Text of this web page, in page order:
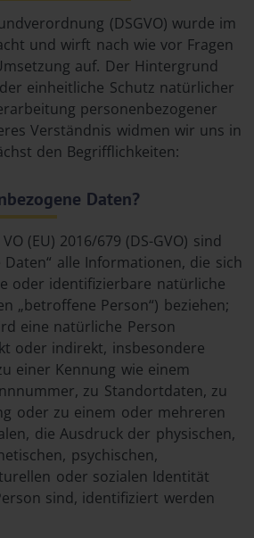
(DSGVO) wurde im
und wirft nach wie vor Fragen
auf. Der Hintergrund
einheitliche Schutz natürlicher
personenbezogener
Verständnis widmen wir uns in
den Begrifflichkeiten:
Daten?
(EU) 2016/679 (DS-GVO) sind
Daten“ alle Informationen, die sich
oder identifizierbare natürliche
„betroffene Person“) beziehen;
eine natürliche Person
oder indirekt, insbesondere
einer Kennung wie einem
zu Standortdaten, zu
oder zu einem oder mehreren
die Ausdruck der physischen,
psychischen,
oder sozialen Identität
sind, identifiziert werden